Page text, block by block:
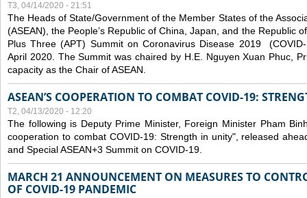
T3, 04/14/2020 - 21:51
The Heads of State/Government of the Member States of the
(ASEAN), the People’s Republic of China, Japan, and the Republic
Plus Three (APT) Summit on Coronavirus Disease 2019
April 2020. The Summit was chaired by H.E. Nguyen Xuan Phuc,
capacity as the Chair of ASEAN.
ASEAN’S COOPERATION TO COMBAT COVID-19:
T2, 04/13/2020 - 12:20
The following is Deputy Prime Minister, Foreign Minister Pham
cooperation to combat COVID-19: Strength in unity", released
and Special ASEAN+3 Summit on COVID-19.
MARCH 21 ANNOUNCEMENT ON MEASURES TO
OF COVID-19 PANDEMIC